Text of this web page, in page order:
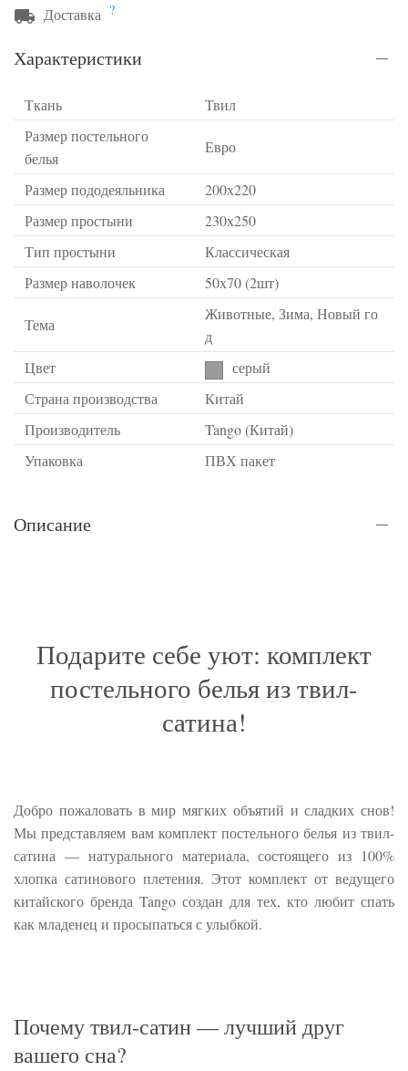
Доставка ?
Характеристики
Ткань
Твил
Размер постельного
белья
Евро
Размер пододеяльника
200х220
Размер простыни
230х250
Тип простыни
Классическая
Размер наволочек
50х70 (2шт)
Тема
Животные, Зима, Новый го
д
Цвет
серый
Страна производства
Китай
Производитель
Tango (Китай)
Упаковка
ПВХ пакет
Описание
Подарите себе уют: комплект
постельного белья из твил-
сатина!
Добро пожаловать в мир мягких объятий и сладких снов!
Мы представляем вам комплект постельного белья из твил-
сатина — натурального материала, состоящего из 100%
хлопка сатинового плетения. Этот комплект от ведущего
китайского бренда Tango создан для тех, кто любит спать
как младенец и просыпаться с улыбкой.
Почему твил-сатин — лучший друг
вашего сна?